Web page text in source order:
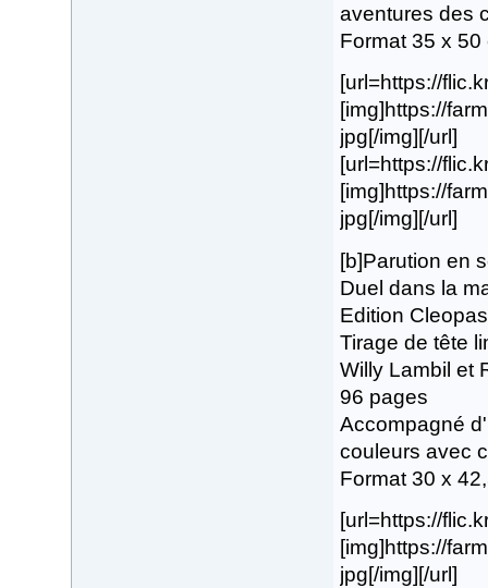
aventures des
Format 35 x 50
[url=https://
[img]https://
jpg[/img][/url]
[url=https://
[img]https://
jpg[/img][/url]
[b]Parution en
Duel dans la
Edition Cleopas
Tirage de tête
Willy Lambil et
96 pages
Accompagné
couleurs avec
Format 30 x
[url=https://
[img]https://
jpg[/img][/url]